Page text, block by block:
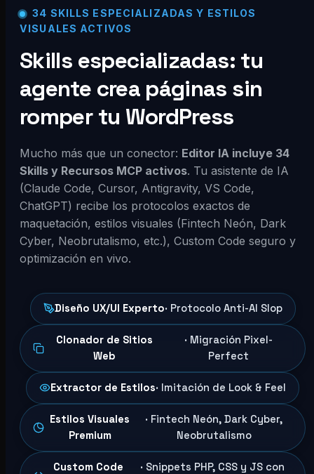
34 SKILLS ESPECIALIZADAS Y ESTILOS
VISUALES ACTIVOS
Skills especializadas: tu
agente crea páginas sin
romper tu WordPress
Mucho más que un conector: Editor IA incluye 34
Skills y Recursos MCP activos. Tu asistente de IA
(Claude Code, Cursor, Antigravity, VS Code,
ChatGPT) recibe los protocolos exactos de
maquetación, estilos visuales (Fintech Neón, Dark
Cyber, Neobrutalismo, etc.), Custom Code seguro y
optimización en vivo.
Diseño UX/UI Experto· Protocolo Anti-AI Slop
Clonador de Sitios
Web
· Migración Pixel-
Perfect
Extractor de Estilos· Imitación de Look & Feel
Estilos Visuales
Premium
· Fintech Neón, Dark Cyber,
Neobrutalismo
Custom Code
· Snippets PHP, CSS y JS con